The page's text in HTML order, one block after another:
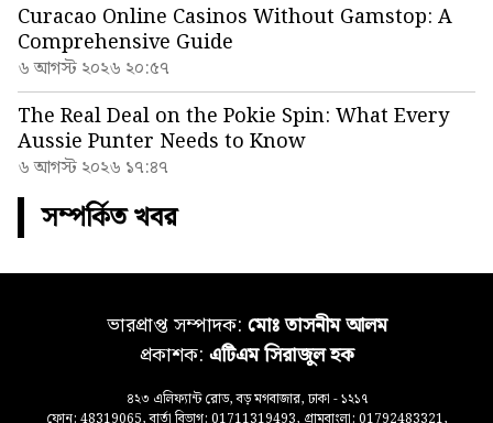
Curacao Online Casinos Without Gamstop: A
Comprehensive Guide
৬ আগস্ট ২০২৬ ২০:৫৭
The Real Deal on the Pokie Spin: What Every
Aussie Punter Needs to Know
৬ আগস্ট ২০২৬ ১৭:৪৭
সম্পর্কিত খবর
ভারপ্রাপ্ত সম্পাদক: মোঃ তাসনীম আলম
প্রকাশক: এটিএম সিরাজুল হক
৪২৩ এলিফ্যান্ট রোড, বড় মগবাজার, ঢাকা - ১২১৭